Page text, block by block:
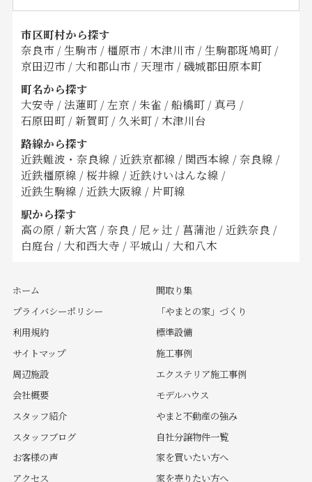
市区町村から探す
奈良市 / 生駒市 / 橿原市 / 木津川市 / 生駒郡斑鳩町 /
京田辺市 / 大和郡山市 / 天理市 / 磯城郡田原本町
町名から探す
大安寺 / 法蓮町 / 左京 / 朱雀 / 船橋町 / 真弓 /
石原田町 / 新賀町 / 久米町 / 木津川台
路線から探す
近鉄難波・奈良線 / 近鉄京都線 / 関西本線 / 奈良線 /
近鉄橿原線 / 桜井線 / 近鉄けいはんな線 /
近鉄生駒線 / 近鉄大阪線 / 片町線
駅から探す
高の原 / 新大宮 / 奈良 / 尼ヶ辻 / 菖蒲池 / 近鉄奈良 /
白庭台 / 大和西大寺 / 平城山 / 大和八木
ホーム
プライバシーポリシー
利用規約
サイトマップ
周辺施設
会社概要
スタッフ紹介
スタッフブログ
お客様の声
アクセス
間取り集
「やまとの家」づくり
標準設備
施工事例
エクステリア施工事例
モデルハウス
やまと不動産の強み
自社分譲物件一覧
家を買いたい方へ
家を売りたい方へ